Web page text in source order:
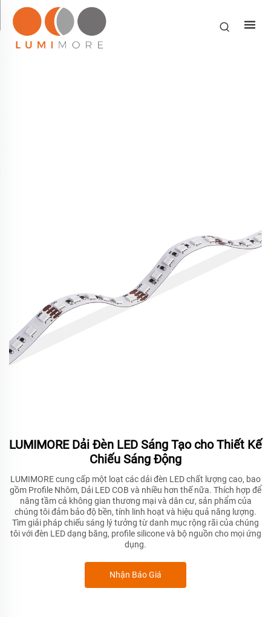
LUMIMORE Dải Đèn LED Sáng Tạo cho Thiết Kế
Chiếu Sáng Động
LUMIMORE cung cấp một loạt các dải đèn LED chất lượng cao, bao
gồm Profile Nhôm, Dải LED COB và nhiều hơn thế nữa. Thích hợp để
nâng tầm cả không gian thương mại và dân cư, sản phẩm của
chúng tôi đảm bảo độ bền, tính linh hoạt và hiệu quả năng lượng.
Tìm giải pháp chiếu sáng lý tưởng từ danh mục rộng rãi của chúng
tôi với đèn LED dạng băng, profile silicone và bộ nguồn cho mọi ứng
dụng.
Nhận Báo Giá